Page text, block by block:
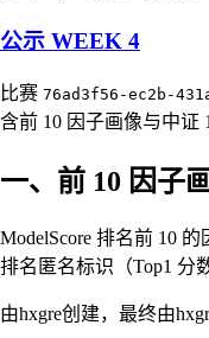
公示 WEEK 4
比赛 76ad3f56-ec2b-
含前 10 因子画像与中证
一、前 10 因子
ModelScore 排名前 10
排名匿名标识（Top1 分
由hxgre创建，最终由